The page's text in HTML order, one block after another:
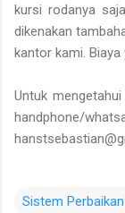
kursi rodanya
dikenakan
kantor kami. Biaya
Untuk
handphone/
Sistem